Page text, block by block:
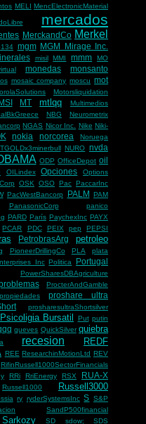
MELI MencElectronicMaterial
mercados
MerckandCo Merkel
mgm MGM Mirage Inc.
misil MMI mmm MO
monedas
monsanto
mosaic company moscu mot
Motorsliquidation
MSI MT mtlqq Multimedios
NBG
Neurometrix
NGAS Nicor Inc. Nike Niki-
nokia norcorea Noruega
NURO nvda
ODP OfficeDepot oil
OILindex Opciones Options
OSK OSO Pac
PaccarInc
PacWestBancorp PALM
PAM
PanasonicCorp
panico
PARD París PaychexInc PAYX
PCAR PDC PEIX pep PEPSI
PetrobrasArg petroleo
PioneerDrillingCo PLA
plata
Inc Politica Portugal
PowerSharesDBAgriculture
ProcterAndGamble
propiedades
proshare ultra
prosharesultraShortsilver
Psicoligia Bursatil Put putin
queves QuickSilver quiebra
recesion
REDF
REE ResearchinMotionLtd
REV
RifinRussell1000SectorFinancials
RRi RriEnergy RSX RUA-X
Russell1000 Russell3000
ry ryderSystemsInc S S&P
SandP500financial
Sarkozy SD sdow; SDS